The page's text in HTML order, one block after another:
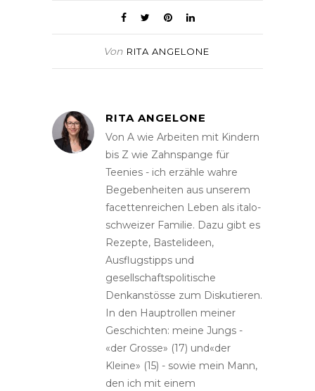
Von RITA ANGELONE
RITA ANGELONE
Von A wie Arbeiten mit Kindern
bis Z wie Zahnspange für
Teenies - ich erzähle wahre
Begebenheiten aus unserem
facettenreichen Leben als italo-
schweizer Familie. Dazu gibt es
Rezepte, Bastelideen,
Ausflugstipps und
gesellschaftspolitische
Denkanstösse zum Diskutieren.
In den Hauptrollen meiner
Geschichten: meine Jungs -
«der Grosse» (17) und«der
Kleine» (15) - sowie mein Mann,
den ich mit einem